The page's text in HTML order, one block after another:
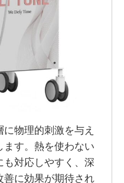
物理的刺激を与え
ます。熱を使わない
も対応しやすく、深
善に効果が期待され